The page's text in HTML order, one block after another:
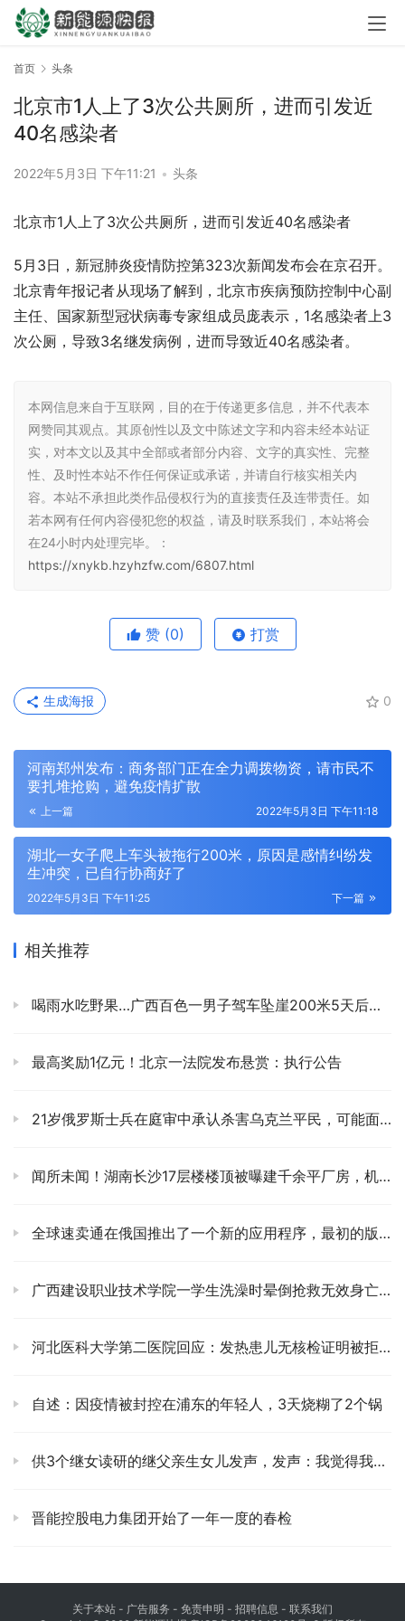
首页 头条
北京市1人上了3次公共厕所，进而引发近
40名感染者
2022年5月3日 下午11:21 • 头条
北京市1人上了3次公共厕所，进而引发近40名感染者
5月3日，新冠肺炎疫情防控第323次新闻发布会在京召开。
北京青年报记者从现场了解到，北京市疾病预防控制中心副
主任、国家新型冠状病毒专家组成员庞表示，1名感染者上3
次公厕，导致3名继发病例，进而导致近40名感染者。
本网信息来自于互联网，目的在于传递更多信息，并不代表本
网赞同其观点。其原创性以及文中陈述文字和内容未经本站证
实，对本文以及其中全部或者部分内容、文字的真实性、完整
性、及时性本站不作任何保证或承诺，并请自行核实相关内
容。本站不承担此类作品侵权行为的直接责任及连带责任。如
若本网有任何内容侵犯您的权益，请及时联系我们，本站将会
在24小时内处理完毕。：
https://xnykb.hzyhzfw.com/6807.html
赞 (0) 打赏
0
生成海报
河南郑州发布：商务部门正在全力调拨物资，请市民不
要扎堆抢购，避免疫情扩散
上一篇 2022年5月3日 下午11:18
湖北一女子爬上车头被拖行200米，原因是感情纠纷发
生冲突，已自行协商好了
下一篇
2022年5月3日 下午11:25
相关推荐
喝雨水吃野果…广西百色一男子驾车坠崖200米5天后，奇迹生还
最高奖励1亿元！北京一法院发布悬赏：执行公告
21岁俄罗斯士兵在庭审中承认杀害乌克兰平民，可能面临终身监禁
闻所未闻！湖南长沙17层楼楼顶被曝建千余平厂房，机器天天轰鸣！
全球速卖通在俄国推出了一个新的应用程序，最初的版本将于4月26日停止运行
广西建设职业技术学院一学生洗澡时晕倒抢救无效身亡 校方通报
河北医科大学第二医院回应：发热患儿无核检证明被拒诊身亡
自述：因疫情被封控在浦东的年轻人，3天烧糊了2个锅
供3个继女读研的继父亲生女儿发声，发声：我觉得我爸爸一点都不傻
晋能控股电力集团开始了一年一度的春检
关于本站 - 广告服务 - 免责申明 - 招聘信息 - 联系我们